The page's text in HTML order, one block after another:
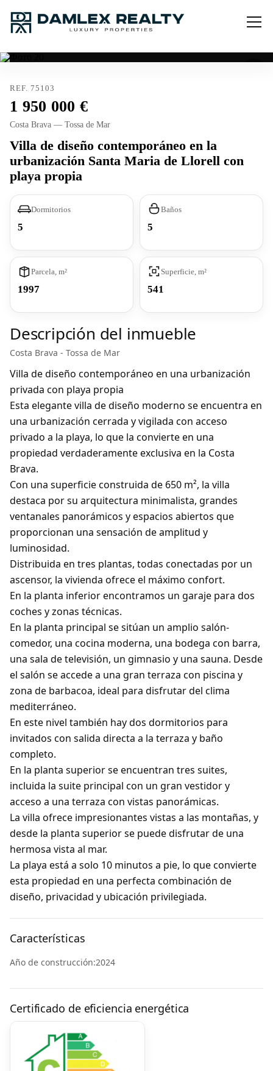
REF. 75103
1 950 000
Costa Brava — Tossa de Mar
Villa de diseño contemporáneo en la
urbanización Santa Maria de Llorell con
playa propia
Dormitorios
5
Baños
5
Parcela, m²
1997
Superficie, m²
541
Descripción del inmueble
Costa Brava - Tossa de Mar
Villa de diseño contemporáneo en una urbanización
privada con playa propia
Esta elegante villa de diseño moderno se encuentra en
una urbanización cerrada y vigilada con acceso
privado a la playa, lo que la convierte en una
propiedad verdaderamente exclusiva en la Costa
Brava.
Con una superficie construida de 650 m², la villa
destaca por su arquitectura minimalista, grandes
ventanales panorámicos y espacios abiertos que
proporcionan una sensación de amplitud y
luminosidad.
Distribuida en tres plantas, todas conectadas por un
ascensor, la vivienda ofrece el máximo confort.
En la planta inferior encontramos un garaje para dos
coches y zonas técnicas.
En la planta principal se sitúan un amplio salón-
comedor, una cocina moderna, una bodega con barra,
una sala de televisión, un gimnasio y una sauna. Desde
el salón se accede a una gran terraza con piscina y
zona de barbacoa, ideal para disfrutar del clima
mediterráneo.
En este nivel también haydos dormitorios para
invitados con salida directa a la terraza y baño
completo.
En la planta superior se encuentran tres suites,
incluida la suite principal con un gran vestidor y
acceso a una terraza con vistas panorámicas.
La villa ofrece impresionantes vistas a las montañas, y
desde la planta superior se puede disfrutar de una
hermosa vista al mar.
La playa está a solo 10 minutos a pie, lo que convierte
esta propiedad en una perfecta combinación de
diseño, privacidad y ubicación privilegiada.
Características
Año de construcción:2024
Certificado de eficiencia energética